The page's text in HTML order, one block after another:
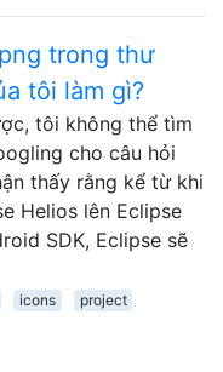
trong thư
tôi làm gì?
tôi không thể tìm
cho câu hỏi
thấy rằng kể từ khi
Helios lên Eclipse
SDK, Eclipse sẽ
icons project